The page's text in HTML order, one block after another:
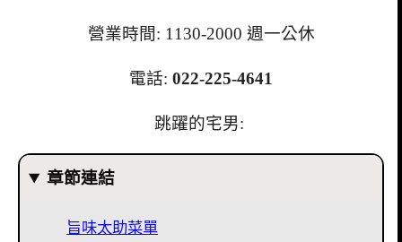
營業時間: 1130-2000 週一公休
電話: 022-225-4641
跳躍的宅男:
章節連結
旨味太助菜單